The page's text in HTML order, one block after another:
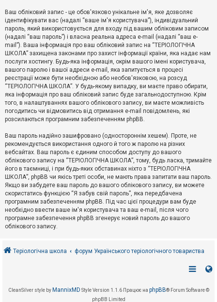
е
м
и
П
о
ш
у
Д
о
м
о
г
Ваш обліковий запис - це обов'язково унікальне ім'я, яке дозволяє
ідентифікувати вас (надалі “ваше ім'я користувача”), індивідуальний
пароль, який використовується для входу під вашим обліковим записом
(надалі “ваш пароль”) і власна реальна адреса e-mail (надалі “ваш e-
mail”). Ваша інформація про ваш обліковий запис на “ТЕРІОЛОГІЧНА
ШКОЛА” захищена законами про захист інформації країни, яка надає нам
послуги хостингу. Будь-яка інформація, окрім вашого імені користувача,
вашого паролю і вашої адреси e-mail, яка запитується в процесі
реєстрації може бути необхідною або необов'язковою, на розсуд
“ТЕРІОЛОГІЧНА ШКОЛА”. У будь-якому випадку, ви маєте право обирати,
яка інформація про ваш обліковий запис буде загальнодоступною. Крім
того, в налаштуваннях вашого облікового запису, ви маєте можливість
погодитись чи відмовитись від отримання e-mail повідомлень, які
розсилаються програмним забезпеченням phpBB.
Ваш пароль надійно зашифровано (одностороннім хешем). Проте, не
рекомендується використання одного й того ж паролю на різних
вебсайтах. Ваш пароль є єдиним способом доступу до вашого
облікового запису на “ТЕРІОЛОГІЧНА ШКОЛА”, тому, будь ласка, тримайте
його в таємниці, і при будь-яких обставинах ніхто з “ТЕРІОЛОГІЧНА
ШКОЛА”, phpBB чи якісь треті особи, не мають права запитати ваш пароль.
Якщо ви забудете ваш пароль до вашого облікового запису, ви можете
скористатись функцією “Я забув свій пароль”, яка передбачена
програмним забезпеченням phpBB. Під час цієї процедури вам буде
необхідно ввести ваше ім'я користувача та ваш e-mail, після чого
програмне забезпечення phpBB згенерує новий пароль до вашого
облікового запису.
Теріологічна школа форум Українського теріологічного товариства
CleanSilver style by MannixMD Style Version 1.1.6 Працює на phpBB® Forum Software ©
phpBB Limited